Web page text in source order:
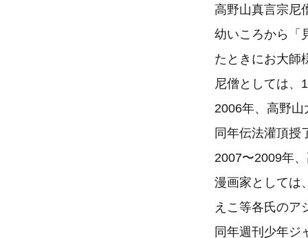
高野山真言宗尼
幼いころから「
たときにお大師
尼僧としては、
2006年、高野
同年伝法灌頂授
2007〜2009年
漫画家としては
えこ等各氏のア
同年週刊少年ジ